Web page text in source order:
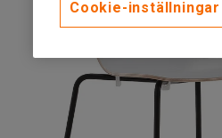
Cookie-inställningar